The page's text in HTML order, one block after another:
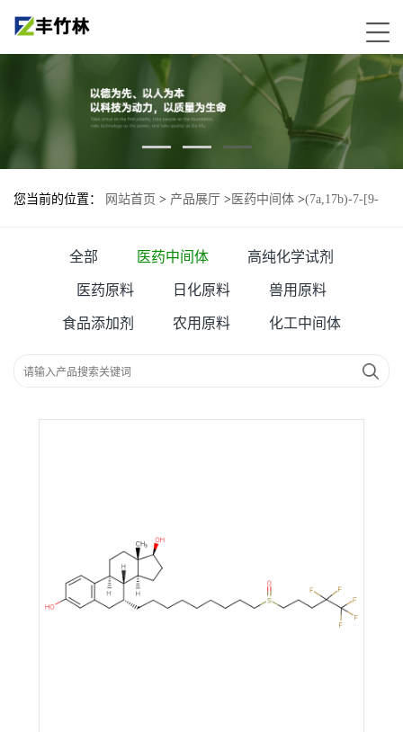
您当前的位置： 网站首页 > 产品展厅 > 医药中间体 >(7a,17b)-7-[9-
全部 医药中间体 高纯化学试剂
医药原料 日化原料 兽用原料
食品添加剂 农用原料 化工中间体